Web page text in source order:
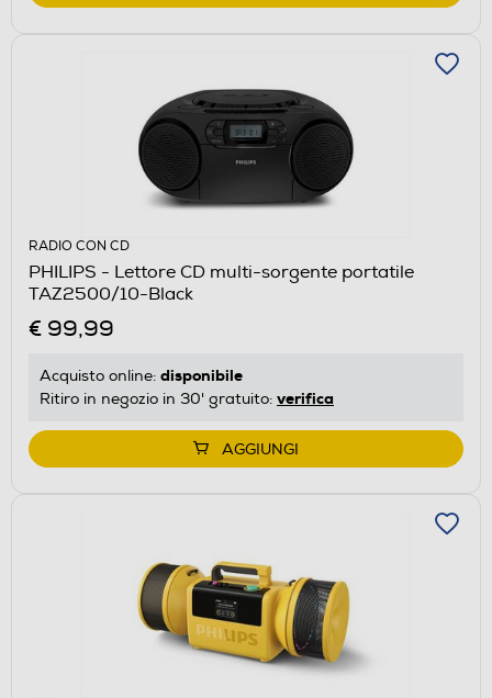
RADIO CON CD
PHILIPS - Lettore CD multi-sorgente portatile
TAZ2500/10-Black
€ 99,99
Acquisto online: disponibile
Ritiro in negozio in 30' gratuito: verifica
AGGIUNGI